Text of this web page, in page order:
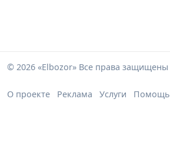
© 2026 «Elbozor» Все права защищены
О проекте Реклама Услуги Помощь